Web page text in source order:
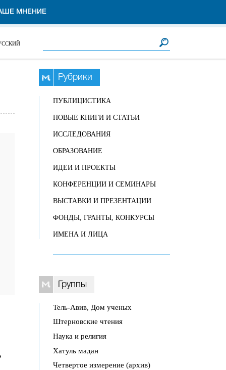
МНЕНИЕ
Рубрики
ПУБЛИЦИСТИКА
НОВЫЕ КНИГИ И СТАТЬИ
ИССЛЕДОВАНИЯ
ОБРАЗОВАНИЕ
ИДЕИ И ПРОЕКТЫ
КОНФЕРЕНЦИИ И СЕМИНАРЫ
ВЫСТАВКИ И ПРЕЗЕНТАЦИИ
ФОНДЫ, ГРАНТЫ, КОНКУРСЫ
ИМЕНА И ЛИЦА
Группы
Тель-Авив, Дом ученых
Штерновские чтения
Наука и религия
Хатуль мадан
Четвертое измерение (архив)